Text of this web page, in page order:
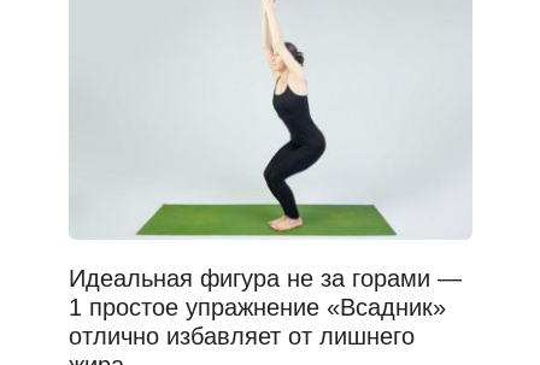
Идеальная фигура не за горами —
1 простое упражнение «Всадник»
отлично избавляет от лишнего